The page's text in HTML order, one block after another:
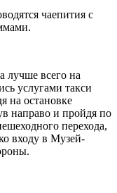
чаепития с
лучше всего на
услугами такси
на остановке
направо и пройдя по
перехода,
входу в Музей-